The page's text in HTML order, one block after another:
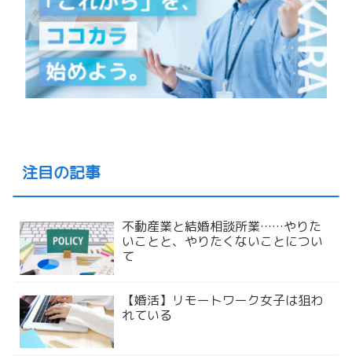
注目の記事
不動産業と結婚相談所業……やりた
いことと、やりたくないことについ
て
【婚活】リモートワーク女子は狙わ
れている